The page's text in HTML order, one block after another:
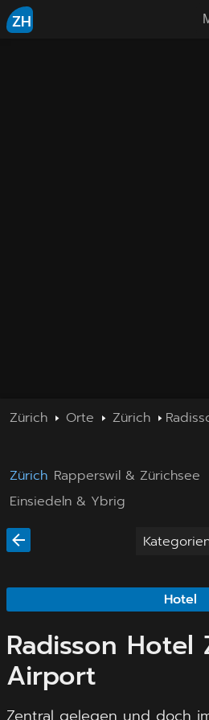
ZH
Zürich Orte Zürich
Zürich Rapperswil & Zürichsee
Einsiedeln & Ybrig
Hotel
Radisson Hotel
Airport